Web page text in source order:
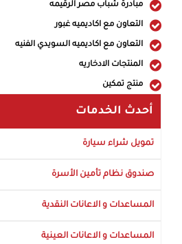
مبادرة شباب مصر الرقيمه
التعاون مع اكاديميه غبور
التعاون مع اكاديميه السويدي الفنيه
المنتجات الادخاريه
منتج تمكين
أحدث الخدمات
تمويل شراء سيارة
صندوق نظام تأمين الأسرة
المساعدات و الاعانات النقدية
المساعدات و الاعانات العينية